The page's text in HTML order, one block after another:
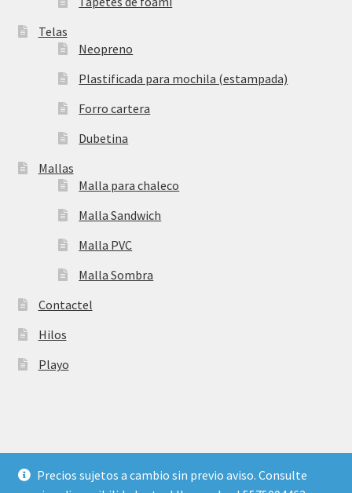
Precios sujetos a cambio sin previo aviso. Consulte
Telas
Neopreno
Plastificada para mochila (estampada)
Forro cartera
Dubetina
Mallas
Malla para chaleco
Malla Sandwich
Malla PVC
Malla Sombra
Contactel
Hilos
Playo
mochilas. Peletería de insumos para fabricar mochilas,